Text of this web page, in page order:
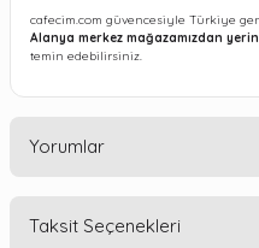
cafecim.com güvencesiyle Türkiye
Alanya merkez mağazamızdan
temin edebilirsiniz.
Yorumlar
Taksit Seçenekleri